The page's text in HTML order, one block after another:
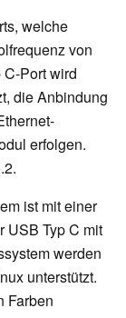
welche
von
Port wird
die Anbindung
erfolgen.
ist mit einer
USB Typ C mit
werden
unterstützt.
Farben